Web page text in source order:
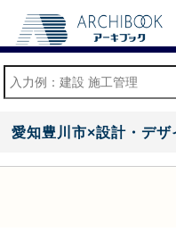
愛知豊川市×設計・デ